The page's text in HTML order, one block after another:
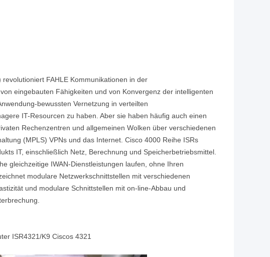
FAHLE Kommunikationen in der
eingebauten Fähigkeiten und von Konvergenz der intelligenten
bewussten Vernetzung in verteilten
IT-Resourcen zu haben. Aber sie haben häufig auch einen
Rechenzentren und allgemeinen Wolken über verschiedenen
(MPLS) VPNs und das Internet. Cisco 4000 Reihe ISRs
IT, einschließlich Netz, Berechnung und Speicherbetriebsmittel.
gleichzeitige IWAN-Dienstleistungen laufen, ohne Ihren
modulare Netzwerkschnittstellen mit verschiedenen
und modulare Schnittstellen mit on-line-Abbau und
ISR4321/K9 Ciscos 4321